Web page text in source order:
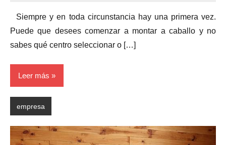
Siempre y en toda circunstancia hay una primera vez.
Puede que desees comenzar a montar a caballo y no
sabes qué centro seleccionar o […]
Leer más
empresa